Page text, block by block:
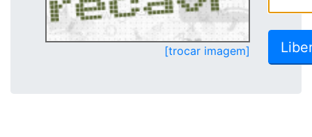
[trocar imagem]